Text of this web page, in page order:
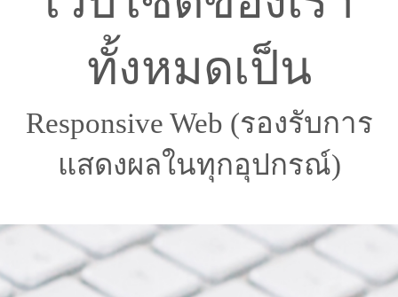
ทั้งหมดเป็น
Respon­sive Web (รองรับการ
แสดงผลในทุกอุปกรณ์)